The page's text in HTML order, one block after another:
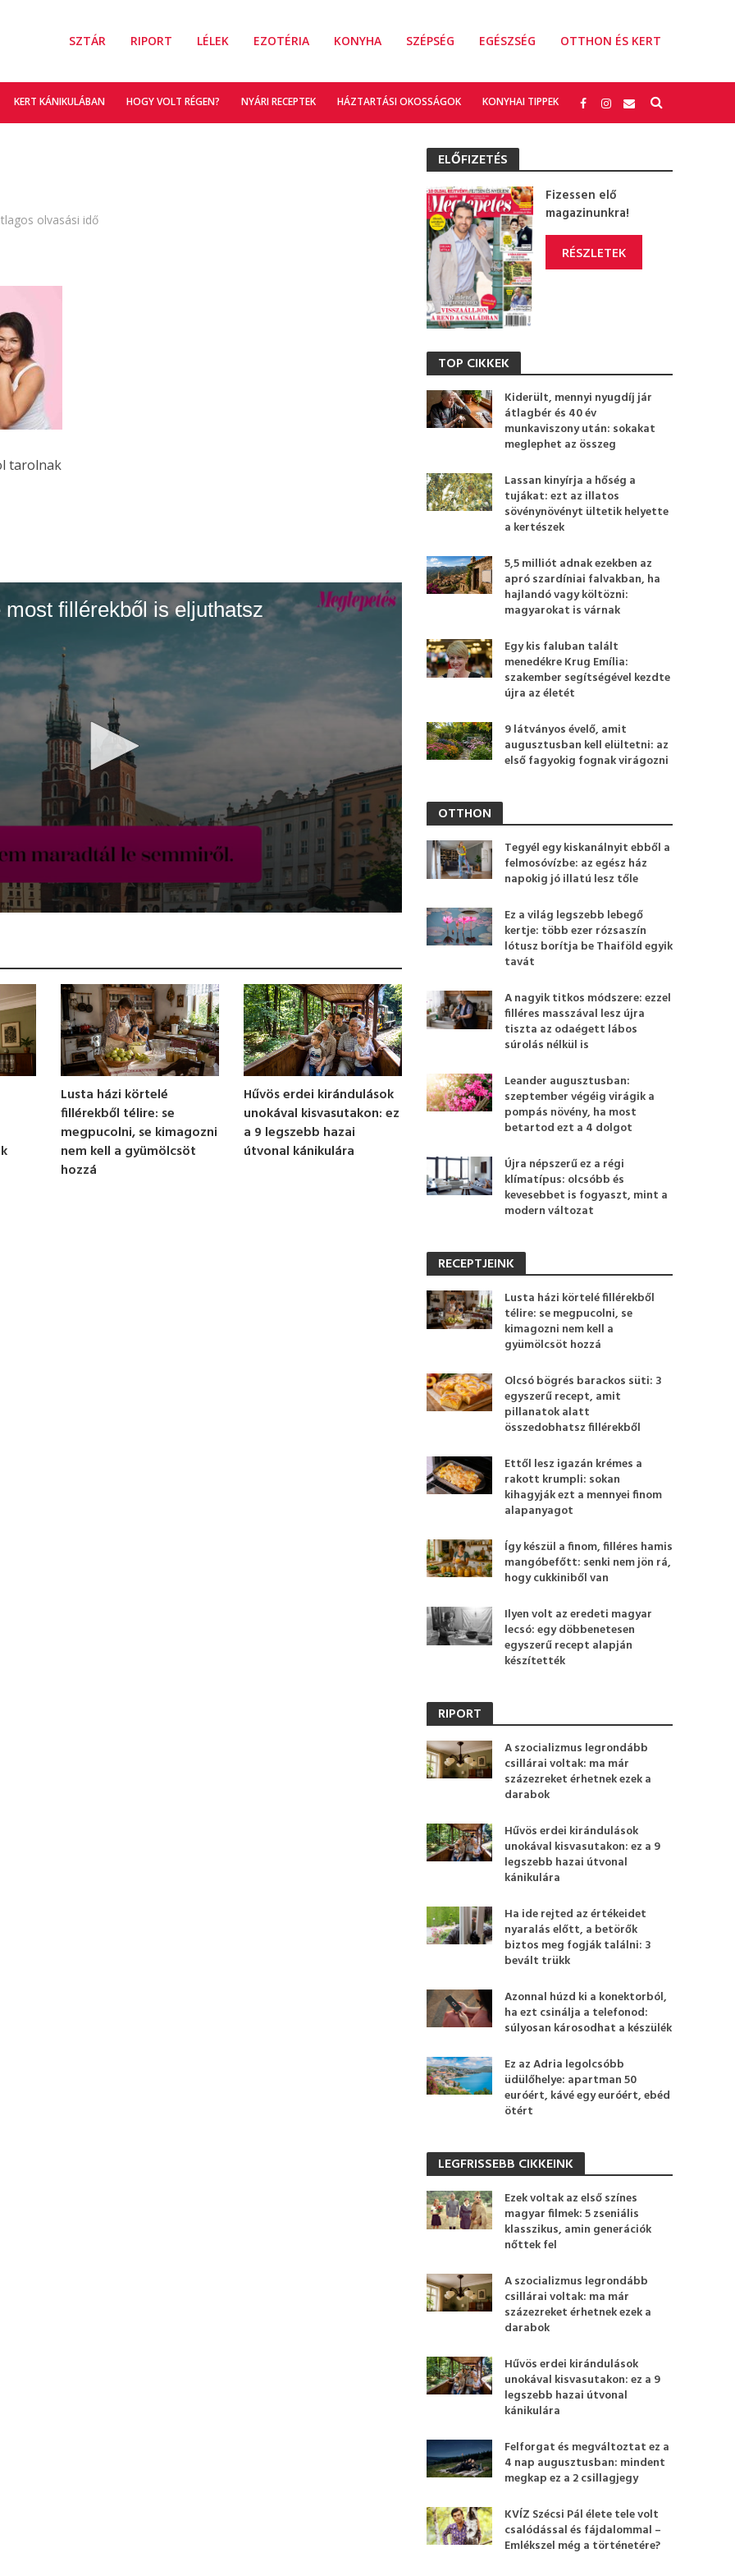
SZTÁR RIPORT LÉLEK EZOTÉRIA KONYHA SZÉPSÉG EGÉSZSÉG OTTHON ÉS KERT
KERT KÁNIKULÁBAN HOGY VOLT RÉGEN? NYÁRI RECEPTEK HÁZTARTÁSI OKOSSÁGOK KONYHAI TIPPEK
olvasási idő
tarolnak
fillérekből is eljuthatsz
Lusta házi körtelé
fillérekből télire: se
megpucolni, se kimagozni
nem kell a gyümölcsöt
hozzá
Hűvös erdei kirándulások
unokával kisvasutakon: ez
a 9 legszebb hazai
útvonal kánikulára
ELŐFIZETÉS
Fizessen elő
magazinunkra!
RÉSZLETEK
TOP CIKKEK
Kiderült, mennyi nyugdíj jár
átlagbér és 40 év
munkaviszony után: sokakat
meglephet az összeg
Lassan kinyírja a hőség a
tujákat: ezt az illatos
sövénynövényt ültetik helyette
a kertészek
5,5 milliót adnak ezekben az
apró szardíniai falvakban, ha
hajlandó vagy költözni:
magyarokat is várnak
Egy kis faluban talált
menedékre Krug Emília:
szakember segítségével kezdte
újra az életét
9 látványos évelő, amit
augusztusban kell elültetni: az
első fagyokig fognak virágozni
OTTHON
Tegyél egy kiskanálnyit ebből a
felmosóvízbe: az egész ház
napokig jó illatú lesz tőle
Ez a világ legszebb lebegő
kertje: több ezer rózsaszín
lótusz borítja be Thaiföld egyik
tavát
A nagyik titkos módszere: ezzel
filléres masszával lesz újra
tiszta az odaégett lábos
súrolás nélkül is
Leander augusztusban:
szeptember végéig virágik a
pompás növény, ha most
betartod ezt a 4 dolgot
Újra népszerű ez a régi
klímatípus: olcsóbb és
kevesebbet is fogyaszt, mint a
modern változat
RECEPTJEINK
Lusta házi körtelé fillérekből
télire: se megpucolni, se
kimagozni nem kell a
gyümölcsöt hozzá
Olcsó bögrés barackos süti: 3
egyszerű recept, amit
pillanatok alatt
összedobhatsz fillérekből
Ettől lesz igazán krémes a
rakott krumpli: sokan
kihagyják ezt a mennyei finom
alapanyagot
Így készül a finom, filléres hamis
mangóbefőtt: senki nem jön rá,
hogy cukkiniből van
Ilyen volt az eredeti magyar
lecsó: egy döbbenetesen
egyszerű recept alapján
készítették
RIPORT
A szocializmus legrondább
csillárai voltak: ma már
százezreket érhetnek ezek a
darabok
Hűvös erdei kirándulások
unokával kisvasutakon: ez a 9
legszebb hazai útvonal
kánikulára
Ha ide rejted az értékeidet
nyaralás előtt, a betörők
biztos meg fogják találni: 3
bevált trükk
Azonnal húzd ki a konektorból,
ha ezt csinálja a telefonod:
súlyosan károsodhat a készülék
Ez az Adria legolcsóbb
üdülőhelye: apartman 50
euróért, kávé egy euróért, ebéd
ötért
LEGFRISSEBB CIKKEINK
Ezek voltak az első színes
magyar filmek: 5 zseniális
klasszikus, amin generációk
nőttek fel
A szocializmus legrondább
csillárai voltak: ma már
százezreket érhetnek ezek a
darabok
Hűvös erdei kirándulások
unokával kisvasutakon: ez a 9
legszebb hazai útvonal
kánikulára
Felforgat és megváltoztat ez a
4 nap augusztusban: mindent
megkap ez a 2 csillagjegy
KVÍZ Szécsi Pál élete tele volt
csalódással és fájdalommal –
Emlékszel még a történetére?